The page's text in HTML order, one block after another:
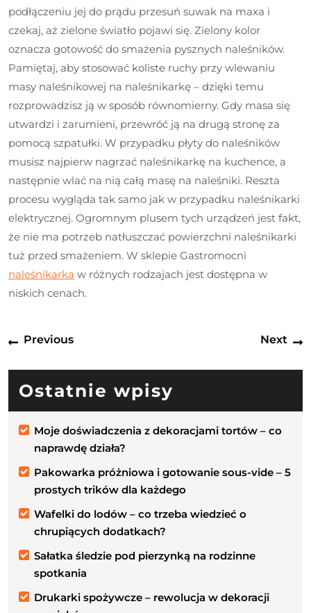
podłączeniu jej do prądu przesuń suwak na maxa i
czekaj, aż zielone światło pojawi się. Zielony kolor
oznacza gotowość do smażenia pysznych naleśników.
Pamiętaj, aby stosować koliste ruchy przy wlewaniu
masy naleśnikowej na naleśnikarkę – dzięki temu
rozprowadzisz ją w sposób równomierny. Gdy masa się
utwardzi i zarumieni, przewróć ją na drugą stronę za
pomocą szpatułki. W przypadku płyty do naleśników
musisz najpierw nagrzać naleśnikarkę na kuchence, a
następnie wlać na nią całą masę na naleśniki. Reszta
procesu wygląda tak samo jak w przypadku naleśnikarki
elektrycznej. Ogromnym plusem tych urządzeń jest fakt,
że nie ma potrzeb natłuszczać powierzchni naleśnikarki
tuż przed smażeniem. W sklepie Gastromocni
naleśnikarka w różnych rodzajach jest dostępna w
niskich cenach.
Nawigacja
wpisu
PreviousPrevious
Next
Ostatnie wpisy
Moje doświadczenia z dekoracjami tortów – co
naprawdę działa?
Pakowarka próżniowa i gotowanie sous-vide – 5
prostych trików dla każdego
Wafelki do lodów – co trzeba wiedzieć o
chrupiących dodatkach?
Sałatka śledzie pod pierzynką na rodzinne
spotkania
Drukarki spożywcze – rewolucja w dekoracji